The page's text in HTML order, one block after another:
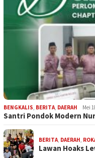
BENGKALIS BERITA DAERAH Mei
Santri Pondok Modern
BERITA DAERAH
Lawan Hoaks